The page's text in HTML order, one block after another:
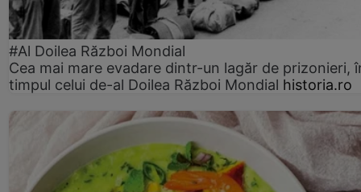
#Al Doilea Război Mondial
Cea mai mare evadare dintr-un lagăr de prizonieri,
timpul celui de-al Doilea Război Mondial historia.ro